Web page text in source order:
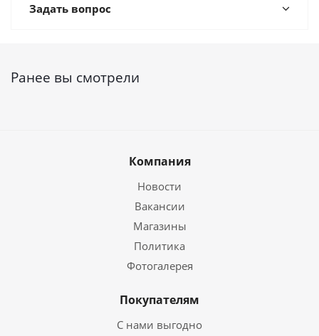
Задать вопрос
Ранее вы смотрели
Компания
Новости
Вакансии
Магазины
Политика
Фотогалерея
Покупателям
С нами выгодно